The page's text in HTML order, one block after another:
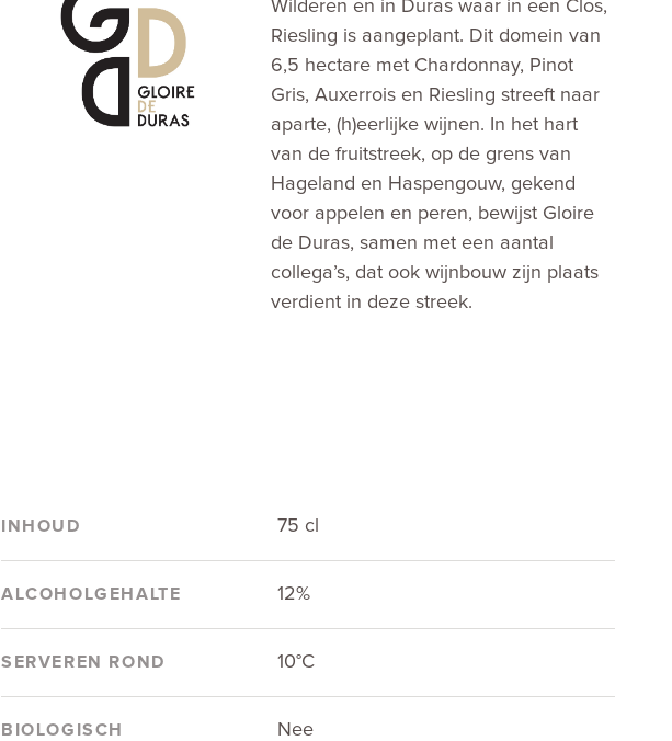
Wilderen en in Duras waar in een Clos,
Riesling is aangeplant. Dit domein van
6,5 hectare met Chardonnay, Pinot
Gris, Auxerrois en Riesling streeft naar
aparte, (h)eerlijke wijnen. In het hart
van de fruitstreek, op de grens van
Hageland en Haspengouw, gekend
voor appelen en peren, bewijst Gloire
de Duras, samen met een aantal
collega’s, dat ook wijnbouw zijn plaats
verdient in deze streek.
INHOUD 75 cl
ALCOHOLGEHALTE 12%
SERVEREN ROND 10°C
BIOLOGISCH Nee